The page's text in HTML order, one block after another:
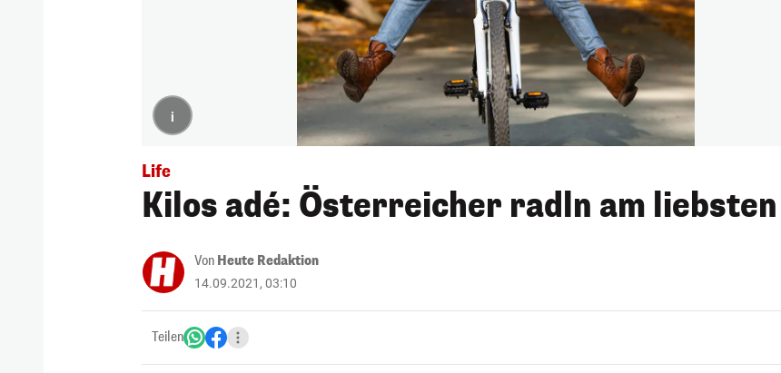
i
Life
Kilos adé: Österreicher radln am liebsten
Von Heute Redaktion
14.09.2021, 03:10
Teilen